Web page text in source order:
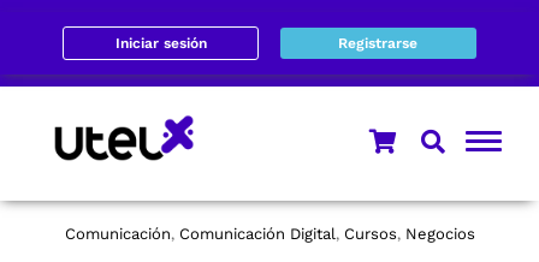
Iniciar sesión Registrarse
Comunicación, Comunicación Digital, Cursos, Negocios